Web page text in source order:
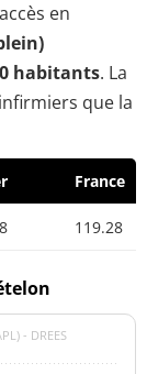
en
habitants. La
que la
France
119.28
- DREES